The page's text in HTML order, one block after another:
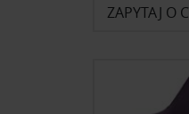
ZAPYTAJ O